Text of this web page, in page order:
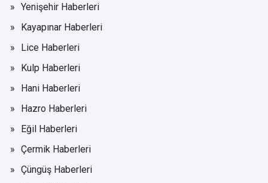
Yenişehir Haberleri
Kayapınar Haberleri
Lice Haberleri
Kulp Haberleri
Hani Haberleri
Hazro Haberleri
Eğil Haberleri
Çermik Haberleri
Çüngüş Haberleri